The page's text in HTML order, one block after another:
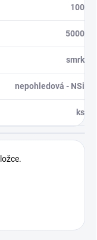
100
5000
smrk
nepohledová - NSi
ks